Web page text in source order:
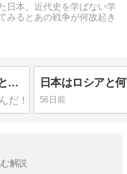
日本。近代史を学ばない学
みるとあの戦争が何故起き
東條英機の遺言から見る日本の戦争とは~日本が死守しようとした赤化の障壁とは何か
56日前
解説